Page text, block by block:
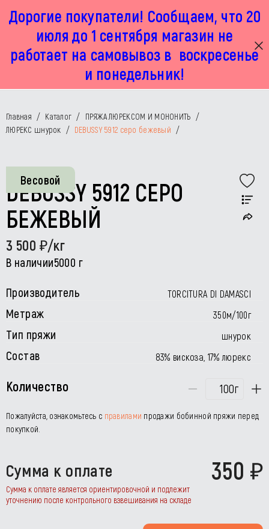
Дорогие покупатели! Сообщаем, что 20
июля до 1 сентября магазин не
работает на самовывоз в воскресенье
и понедельник!
г. Москва, Маленковская 32 стр 2А
пн-пт с 11:00 до 19:00, сб с 11:00 до 17:00
+7 925 449 67 92
Главная / Каталог / ПРЯЖА ЛЮРЕКСОМ И МОНОНИТЬ /
ЛЮРЕКС шнурок / DEBUSSY 5912 серо бежевый /
Весовой
DEBUSSY 5912 СЕРО
БЕЖЕВЫЙ
3 500 /кг
В наличии5000 г
Производитель TORCITURA DI DAMASCI
Метраж 350м/100г
Тип пряжи шнурок
Состав 83% вискоза, 17% люрекс
Количество г
Пожалуйста, ознакомьтесь с правилами продажи бобинной пряжи перед
покупкой.
Сумма к оплате 350
Сумма к оплате является ориентировочной и подлежит
уточнению после контрольного взвешивания на складе